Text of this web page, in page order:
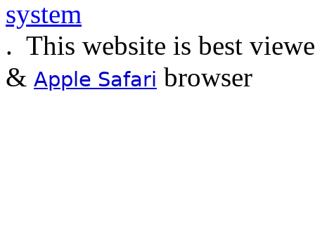
. This website is best
& Apple Safari browser